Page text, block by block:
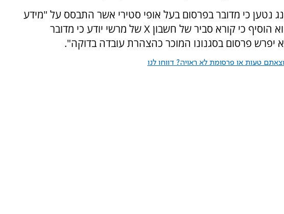
נטען כי מדובר בפרסום בעל אופי סטירי אשר התבסס על "מידע
פומבי שעמד לנגד עיני הציבור". הוא הוסיף כי קורא סביר של חשבון X של מרשי יודע כי מדובר
יפרש פרסום בסגנונו המוכר כהצהרת עובדה בדוקה".
טעות או פרסומת לא ראויה? דווחו לנו